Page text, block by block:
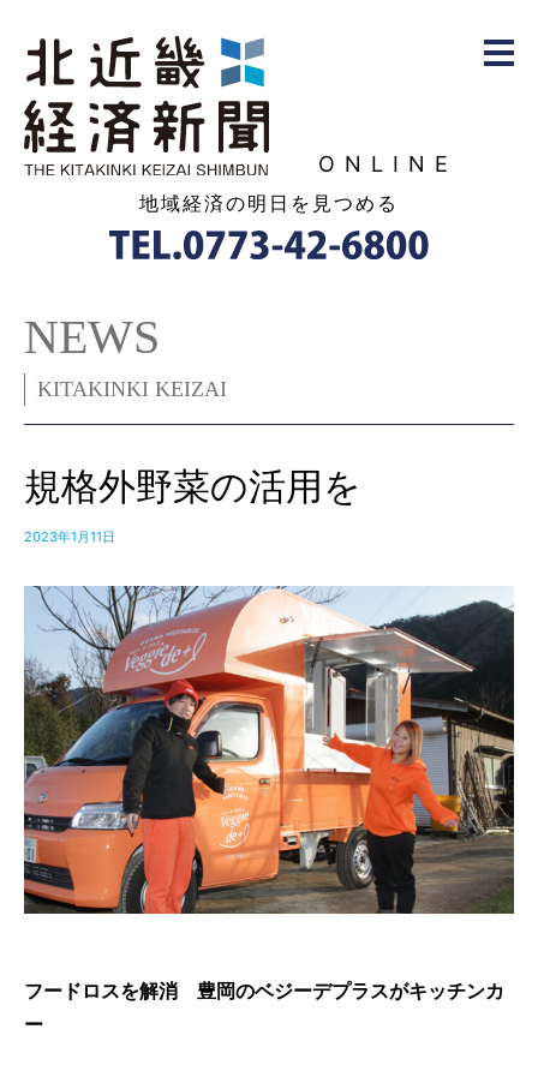
ONLINE
地域経済の明日を見つめる
NEWS
KITAKINKI KEIZAI
規格外野菜の活用を
2023年1月11日
フードロスを解消 豊岡のベジーデプラスがキッチンカ
ー